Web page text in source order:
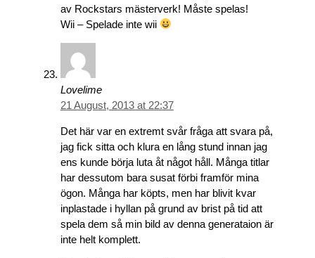
av Rockstars mästerverk! Måste spelas!
Wii – Spelade inte wii
Lovelime
21 August, 2013 at 22:37
Det här var en extremt svår fråga att svara på,
jag fick sitta och klura en lång stund innan jag
ens kunde börja luta åt något håll. Många titlar
har dessutom bara susat förbi framför mina
ögon. Många har köpts, men har blivit kvar
inplastade i hyllan på grund av brist på tid att
spela dem så min bild av denna generataion är
inte helt komplett.